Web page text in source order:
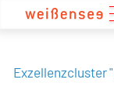
Exzellenzcluster